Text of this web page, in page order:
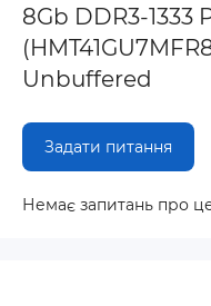
8Gb DDR3-1333
Unbuffered
Задати питання
Немає запитань про